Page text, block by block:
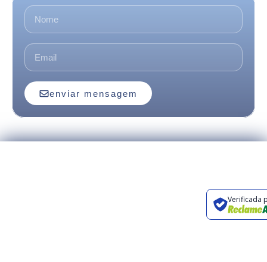
enviar mensagem
Verificada